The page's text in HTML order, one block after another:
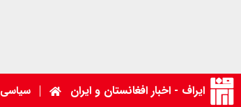
ایراف - اخبار افغانستان و ایران سیاسی